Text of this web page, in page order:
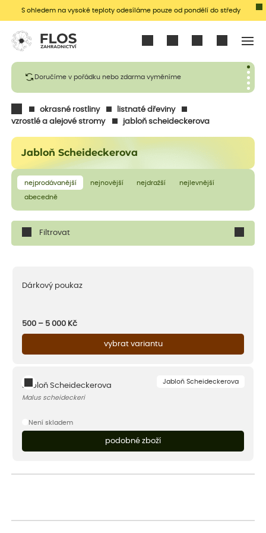
S ohledem na vysoké teploty odesíláme pouze od pondělí do středy
Doručíme v pořádku nebo zdarma vyměníme
okrasné rostliny
listnaté dřeviny
vzrostlé a alejové stromy
jabloň scheideckerova
Jabloň Scheideckerova
nejprodávanější nejnovější nejdražší nejlevnější
abecedně
Filtrovat
Dárkový poukaz
500 – 5 000 Kč
vybrat variantu
Jabloň Scheideckerova
Jabloň Scheideckerova
Malus scheideckeri
Není skladem
podobné zboží